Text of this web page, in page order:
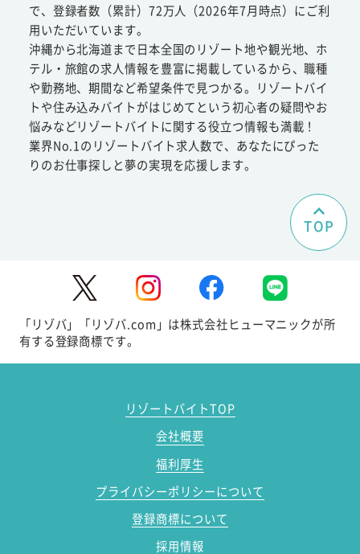
で、登録者数（累計）72万人（2026年7月時点）にご利
用いただいています。
沖縄から北海道まで日本全国のリゾート地や観光地、ホ
テル・旅館の求人情報を豊富に掲載しているから、職種
や勤務地、期間など希望条件で見つかる。リゾートバイ
トや住み込みバイトがはじめてという初心者の疑問やお
悩みなどリゾートバイトに関する役立つ情報も満載！
業界No.1のリゾートバイト求人数で、あなたにぴった
りのお仕事探しと夢の実現を応援します。
TOP
「リゾバ」「リゾバ.com」は株式会社ヒューマニックが所
有する登録商標です。
リゾートバイトTOP
会社概要
福利厚生
プライバシーポリシーについて
登録商標について
採用情報